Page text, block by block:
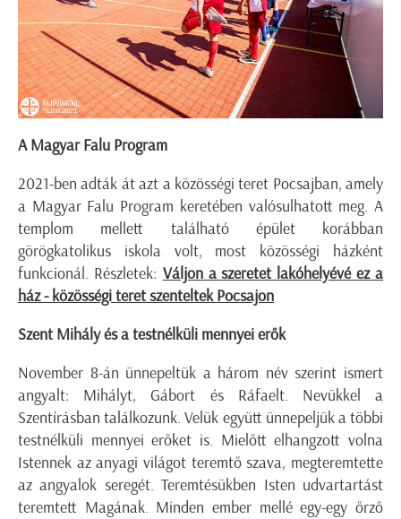
A Magyar Falu Program
2021-ben adták át azt a közösségi teret Pocsajban, amely
a Magyar Falu Program keretében valósulhatott meg. A
templom mellett található épület korábban
görögkatolikus iskola volt, most közösségi házként
funkcionál. Részletek: Váljon a szeretet lakóhelyévé ez a
ház - közösségi teret szenteltek Pocsajon
Szent Mihály és a testnélküli mennyei erők
November 8-án ünnepeltük a három név szerint ismert
angyalt: Mihályt, Gábort és Ráfaelt. Nevükkel a
Szentírásban találkozunk. Velük együtt ünnepeljük a többi
testnélküli mennyei erőket is. Mielőtt elhangzott volna
Istennek az anyagi világot teremtő szava, megteremtette
az angyalok seregét. Teremtésükben Isten udvartartást
teremtett Magának. Minden ember mellé egy-egy őrző